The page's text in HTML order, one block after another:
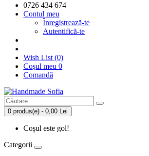
0726 434 674
Contul meu
Înregistrează-te
Autentifică-te
Wish List (0)
Coşul meu 0
Comandă
0 produs(e) - 0,00 Lei
Coșul este gol!
Categorii